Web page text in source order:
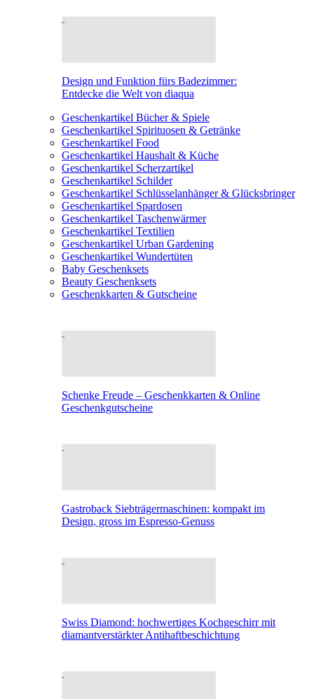
Design und Funktion fürs Badezimmer:
Entdecke die Welt von diaqua
Geschenkartikel Bücher & Spiele
Geschenkartikel Spirituosen & Getränke
Geschenkartikel Food
Geschenkartikel Haushalt & Küche
Geschenkartikel Scherzartikel
Geschenkartikel Schilder
Geschenkartikel Schlüsselanhänger & Glücksbringer
Geschenkartikel Spardosen
Geschenkartikel Taschenwärmer
Geschenkartikel Textilien
Geschenkartikel Urban Gardening
Geschenkartikel Wundertüten
Baby Geschenksets
Beauty Geschenksets
Geschenkkarten & Gutscheine
Schenke Freude – Geschenkkarten & Online
Geschenkgutscheine
Gastroback Siebträgermaschinen: kompakt im
Design, gross im Espresso-Genuss
Swiss Diamond: hochwertiges Kochgeschirr mit
diamantverstärkter Antihaftbeschichtung